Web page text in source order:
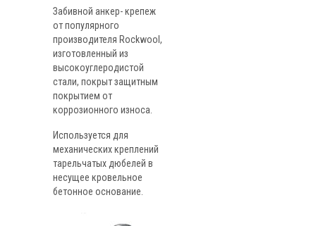
Забивной анкер- крепеж
от популярного
производителя Rockwool,
изготовленный из
высокоуглеродистой
стали, покрыт защитным
покрытием от
коррозионного износа.
Используется для
механических креплений
тарельчатых дюбелей в
несущее кровельное
бетонное основание.